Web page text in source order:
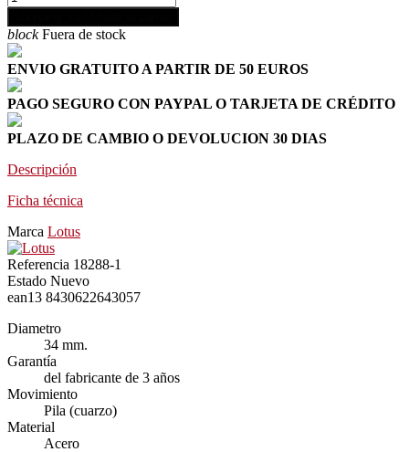
blockFuera de stock
ENVIO GRATUITO A PARTIR DE 50 EUROS
PAGO SEGURO CON PAYPAL O TARJETA DE CRÉDITO
PLAZO DE CAMBIO O DEVOLUCION 30 DIAS
Descripción
Ficha técnica
Marca Lotus
Referencia 18288-1
Estado Nuevo
ean13 8430622643057
Diametro
34 mm.
Garantía
del fabricante de 3 años
Movimiento
Pila (cuarzo)
Material
Acero